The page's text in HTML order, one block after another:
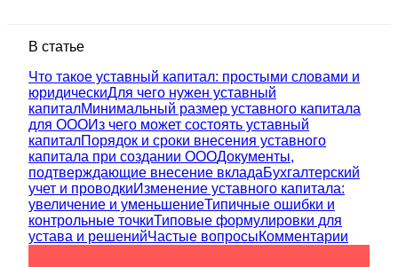
В статье
Что такое уставный капитал: простыми словами и
юридическиДля чего нужен уставный
капиталМинимальный размер уставного капитала
для ОООИз чего может состоять уставный
капиталПорядок и сроки внесения уставного
капитала при создании ОООДокументы,
подтверждающие внесение вкладаБухгалтерский
учет и проводкиИзменение уставного капитала:
увеличение и уменьшениеТипичные ошибки и
контрольные точкиТиповые формулировки для
устава и решенийЧастые вопросыКомментарии